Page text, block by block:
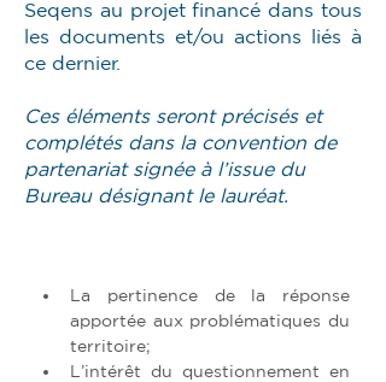
Seqens au projet financé dans tous
les documents et/ou actions liés à
ce dernier.
Ces éléments seront précisés et
complétés dans la convention de
partenariat signée à l’issue du
Bureau désignant le lauréat.
La pertinence de la réponse
apportée aux problématiques du
territoire;
L’intérêt du questionnement en